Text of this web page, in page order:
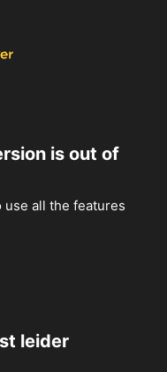
is out of
all the features
leider